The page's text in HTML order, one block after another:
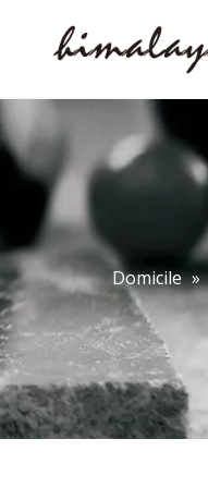
Domicile »